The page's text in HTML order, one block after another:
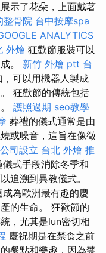
示了花朵，上面戴著
整骨院 台中按摩spa
ANALYTICS
外燴 狂歡節服裝可以
。 新竹 外燴 ptt 台
，可以用機器人製成
狂歡節的傳統包括
護照過期 seo教學
葬禮的儀式通常是由
或噪音，這旨在像徵
司設立 台北 外燴 推
式手段消除冬季和
追溯到異教儀式。
成為歐洲最有趣的慶
的生命。 狂歡節的
，尤其是lun密切相
慶祝期是在禁食之前
餐點和樂趣，因為禁